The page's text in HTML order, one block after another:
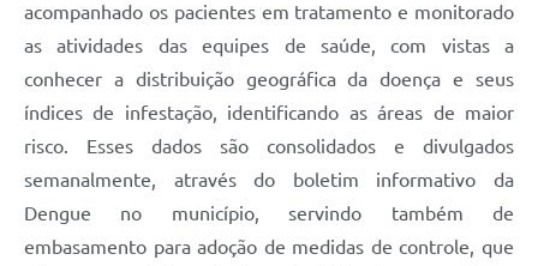
acompanhado os pacientes em tratamento e monitorado
as atividades das equipes de saúde, com vistas a
conhecer a distribuição geográfica da doença e seus
índices de infestação, identificando as áreas de maior
risco. Esses dados são consolidados e divulgados
semanalmente, através do boletim informativo da
Dengue no município, servindo também de
embasamento para adoção de medidas de controle, que